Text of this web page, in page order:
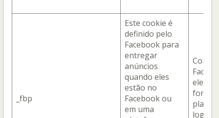
_fbp
Este cookie é
definido pelo
Facebook para
entregar
anúncios
quando eles
estão no
Facebook ou
em uma
Com o
ele é o
login